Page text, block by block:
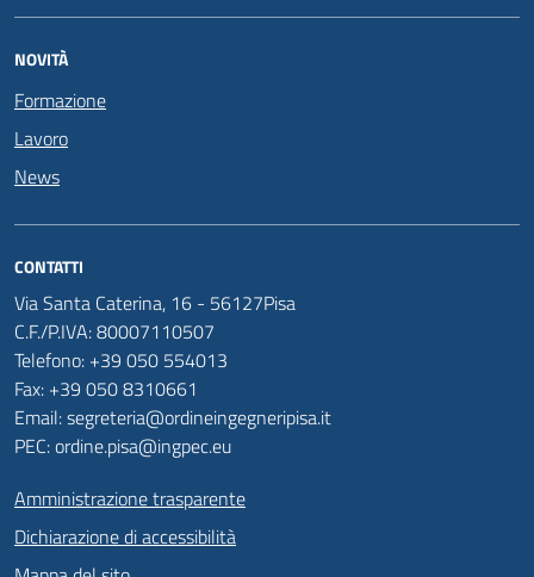
NOVITÀ
Formazione
Lavoro
News
CONTATTI
Via Santa Caterina, 16 - 56127Pisa
C.F./P.IVA: 80007110507
Telefono: +39 050 554013
Fax: +39 050 8310661
Email: segreteria@ordineingegneripisa.it
PEC: ordine.pisa@ingpec.eu
Amministrazione trasparente
Dichiarazione di accessibilità